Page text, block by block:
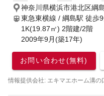
神奈川県横浜市港北区綱
東急東横線 / 綱島駅 徒歩
1K(19.87㎡) 2階建/2階
2009年9月(築17年)
お問い合わせ(無料)
情報提供会社: エキマエホーム溝